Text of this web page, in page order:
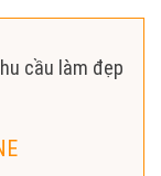
cầu làm đẹp